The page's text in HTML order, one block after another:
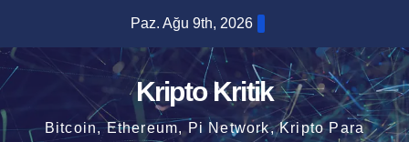
content
Paz. Ağu 9th, 2026
Kripto Kritik
Bitcoin, Ethereum, Pi Network, Kripto Para